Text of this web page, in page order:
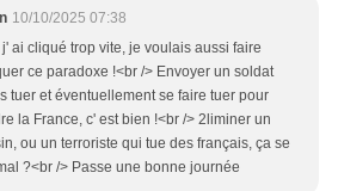
10/10/2025 07:38
ai cliqué trop vite, je voulais aussi faire
ce paradoxe !<br /> Envoyer un soldat
tuer et éventuellement se faire tuer pour
la France, c' est bien !<br /> 2liminer un
ou un terroriste qui tue des français, ça se
?<br /> Passe une bonne journée